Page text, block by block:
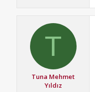
T
Tuna Mehmet
Yıldız